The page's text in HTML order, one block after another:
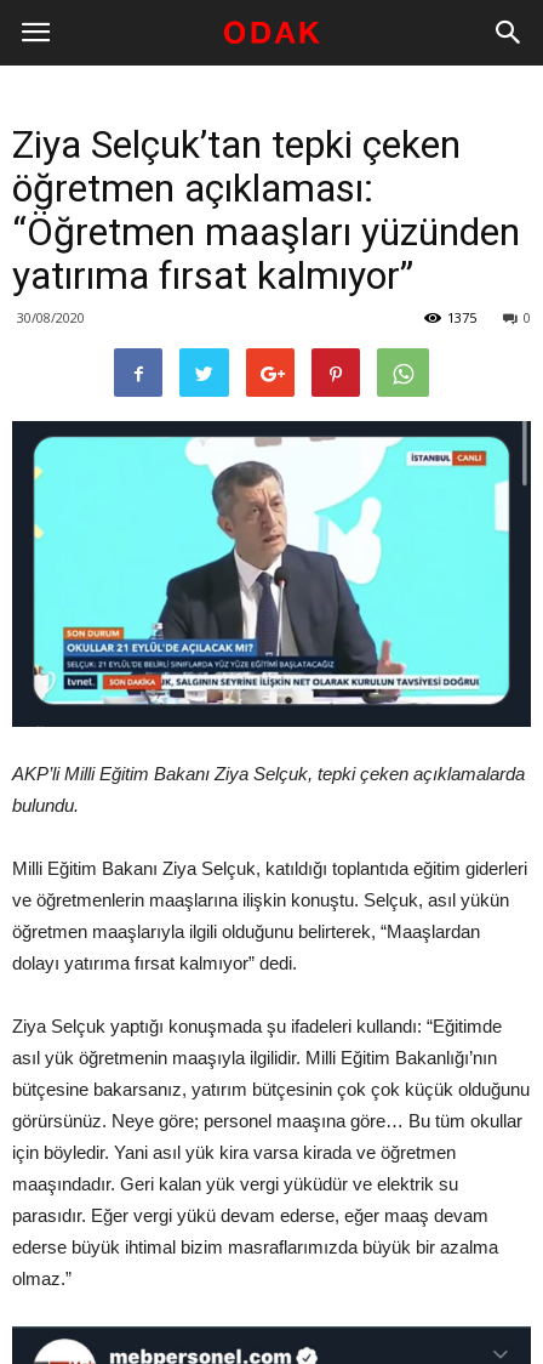
Ziya Selçuk’tan tepki çeken
öğretmen açıklaması:
“Öğretmen maaşları yüzünden
yatırıma fırsat kalmıyor”
30/08/2020 0
1375
AKP’li Milli Eğitim Bakanı Ziya Selçuk, tepki çeken açıklamalarda
bulundu.
Milli Eğitim Bakanı Ziya Selçuk, katıldığı toplantıda eğitim giderleri
ve öğretmenlerin maaşlarına ilişkin konuştu. Selçuk, asıl yükün
öğretmen maaşlarıyla ilgili olduğunu belirterek, “Maaşlardan
dolayı yatırıma fırsat kalmıyor” dedi.
Ziya Selçuk yaptığı konuşmada şu ifadeleri kullandı: “Eğitimde
asıl yük öğretmenin maaşıyla ilgilidir. Milli Eğitim Bakanlığı’nın
bütçesine bakarsanız, yatırım bütçesinin çok çok küçük olduğunu
görürsünüz. Neye göre; personel maaşına göre… Bu tüm okullar
için böyledir. Yani asıl yük kira varsa kirada ve öğretmen
maaşındadır. Geri kalan yük vergi yüküdür ve elektrik su
parasıdır. Eğer vergi yükü devam ederse, eğer maaş devam
ederse büyük ihtimal bizim masraflarımızda büyük bir azalma
olmaz.”